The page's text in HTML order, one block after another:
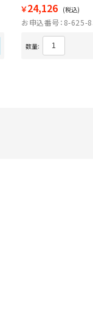
￥24,126 (税込)
お申込番号：8-625-
数量: